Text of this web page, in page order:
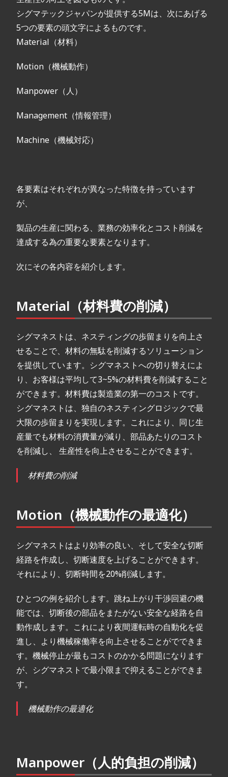
シグマテックジャパンが提供する5Mは、次にあげる
5つの要素の頭文字によるものです。
Material（材料）
Motion（機械動作）
Manpower（人）
Management（情報管理）
Machine（機械対応）
各要素はそれぞれが異なった特徴を持っています
が、
製品の生産に関わる、業務の効率化とコスト削減を
達成する為の重要な要素となります。
次にその各内容を紹介します。
Material（材料費の削減）
シグマネストは、ネスティングの歩留まりを向上さ
せることで、材料の無駄を削減するソリューション
を提供しています。シグマネストへの切り替えによ
り、お客様は平均して3~5%の材料費を削減すること
ができます。材料費は製造業の第一のコストです。
シグマネストは、独自のネスティングロジックで最
大限の歩留まりを実現します。これにより、同じ生
産量でも材料の消費量が減り、部品あたりのコスト
を削減し、 生産性を向上させることができます。
材料費の削減
Motion（機械動作の最適化）
シグマネストはより効率の良い、そして安全な切断
経路を作成し、切断速度を上げることができます。
それにより、切断時間を20%削減します。
ひとつの例を紹介します。跳ね上がり干渉回避の機
能では、切断後の部品をまたがない安全な経路を自
動作成します。これにより夜間運転時の自動化を促
進し、より機械稼働率を向上させることがでできま
す。機械停止が最もコストのかかる問題になります
が、シグマネストで最小限まで抑えることができま
す。
機械動作の最適化
Manpower（人的負担の削減）